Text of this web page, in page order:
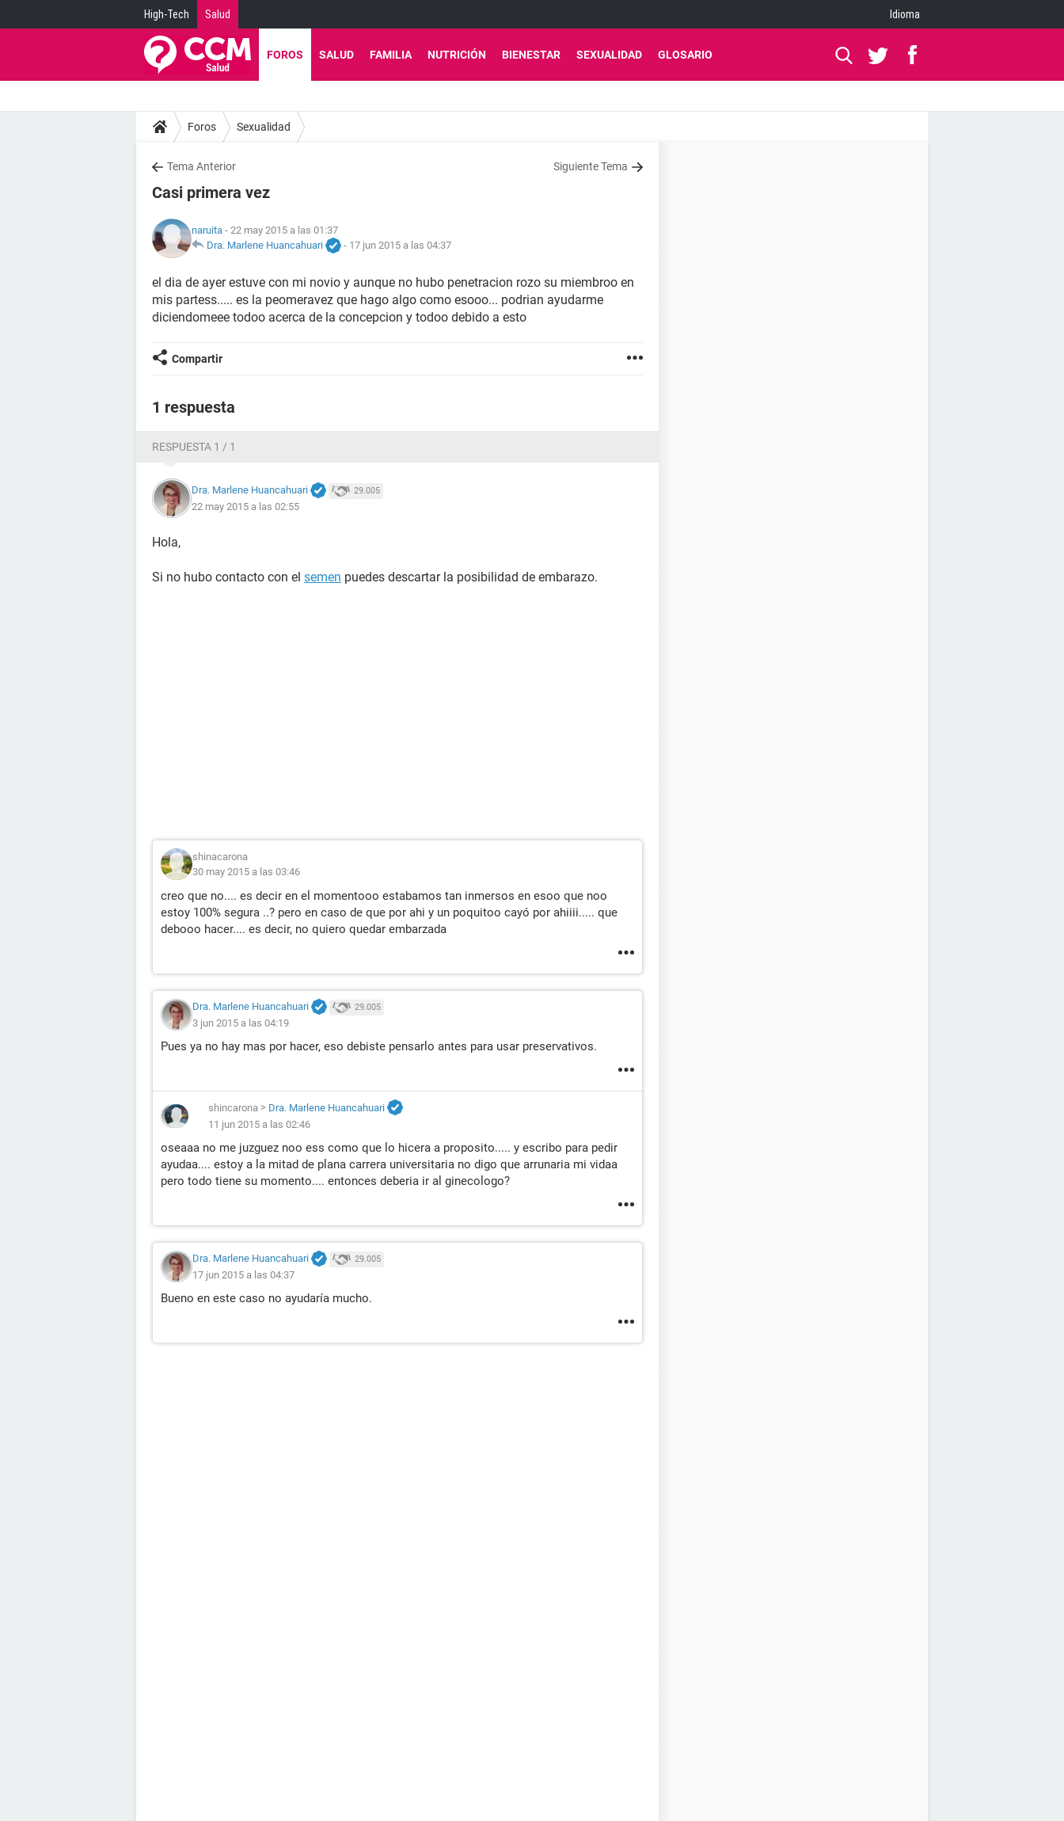
High-Tech Salud Idioma
FOROS SALUD FAMILIA NUTRICIÓN BIENESTAR SEXUALIDAD GLOSARIO
Foros Sexualidad
Tema Anterior Siguiente Tema
Casi primera vez
naruita - 22 may 2015 a las 01:37
Dra. Marlene Huancahuari
- 17 jun 2015 a las 04:37
el dia de ayer estuve con mi novio y aunque no hubo penetracion rozo su miembroo en
mis partess..... es la peomeravez que hago algo como esooo... podrian ayudarme
diciendomeee todoo acerca de la concepcion y todoo debido a esto
Compartir
1 respuesta
RESPUESTA 1 / 1
Dra. Marlene Huancahuari 29.005
22 may 2015 a las 02:55
Hola,
Si no hubo contacto con el semen puedes descartar la posibilidad de embarazo.
shinacarona
30 may 2015 a las 03:46
creo que no.... es decir en el momentooo estabamos tan inmersos en esoo que noo
estoy 100% segura ..? pero en caso de que por ahi y un poquitoo cayó por ahiiii..... que
debooo hacer.... es decir, no quiero quedar embarzada
Dra. Marlene Huancahuari 29.005
3 jun 2015 a las 04:19
Pues ya no hay mas por hacer, eso debiste pensarlo antes para usar preservativos.
shincarona > Dra. Marlene Huancahuari
11 jun 2015 a las 02:46
oseaaa no me juzguez noo ess como que lo hicera a proposito..... y escribo para pedir
ayudaa.... estoy a la mitad de plana carrera universitaria no digo que arrunaria mi vidaa
pero todo tiene su momento.... entonces deberia ir al ginecologo?
Dra. Marlene Huancahuari 29.005
17 jun 2015 a las 04:37
Bueno en este caso no ayudaría mucho.